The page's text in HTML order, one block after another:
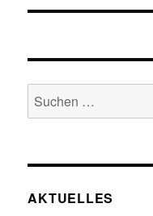
Suchen
nach:
AKTUELLES